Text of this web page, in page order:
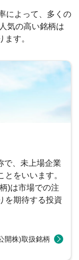
によって、多くの
気の高い銘柄は
す。
で、未上場企業
をいいます。
)は市場での注
を期待する投資
開株)取扱銘柄